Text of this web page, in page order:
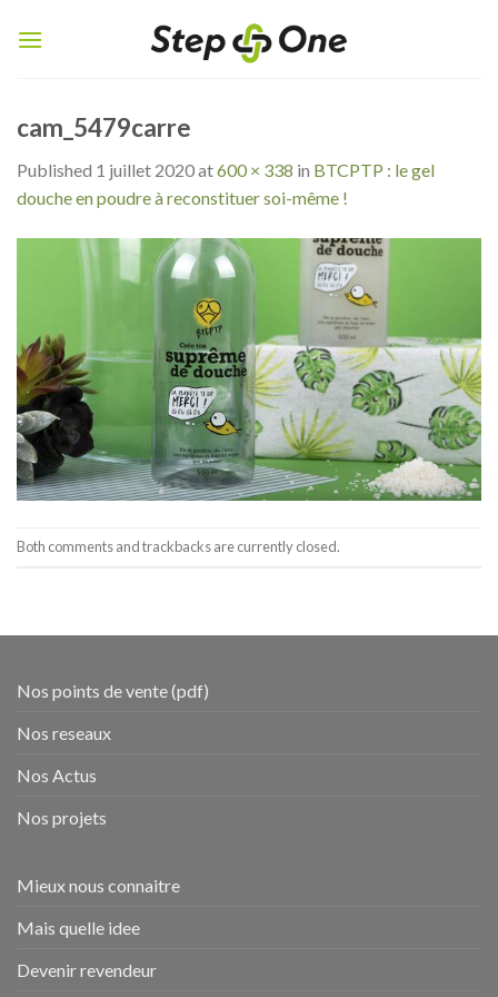
cam_5479carre
Published 1 juillet 2020at600 × 338 in BTCPTP : le gel
douche en poudre à reconstituer soi-même !
Both comments and trackbacks are currently closed.
Nos points de vente (pdf)
Nos reseaux
Nos Actus
Nos projets
Mieux nous connaitre
Mais quelle idee
Devenir revendeur